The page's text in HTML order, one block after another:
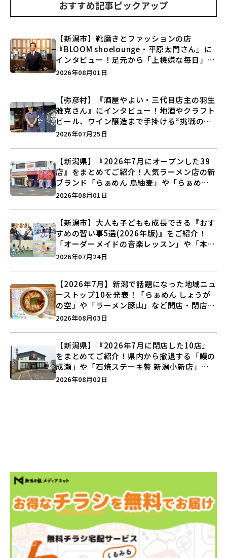
おすすめ記事ピックアップ
【新潟市】靴磨きとファッションの店
『BLOOM shoelounge・平原太門さん』に
インタビュー！足元から「上機嫌な毎日」を
つくる装いの提案とは？
2026年08月01日
【弥彦村】『酒屋やよい・三代目店主の羽生
雅克さん』にインタビュー！地酒やクラフト
ビール、ワイン醸造まで手掛ける“挑戦の歴
史”に迫る♪
2026年07月25日
【新潟県】『2026年7月にオープンした39
店』をまとめてご紹介！人気ラーメン店の新
ブランド「らぁめん 鳥紬麦」や「らぁめん
しょうがの空」など盛りだくさん♪
2026年08月01日
【新潟市】大人も子どもも成長できる『おす
すめの習い事5選(2026年版)』をご紹介！
「オーダーメイドの音楽レッスン」や「本格
キックボクシング」で新しい自分を見つけよ
2026年07月24日
【2026年7月】新潟で話題になった地域ニュ
ーストップ10を発表！「らぁめん しょうが
の空」や「ラーメン豚山」など開店・閉店の
注目記事をランキングでご紹介♪
2026年08月03日
【新潟県】『2026年7月に閉店した10店』
をまとめてご紹介！県内から撤退する「鰻の
成瀬」や「石焼ステーキ贅 新潟小新店」が
営業に幕…。
2026年08月02日